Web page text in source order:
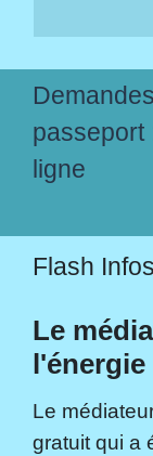
passeport
ligne
Flash Infos
Le
l'énergie
Le
gratuit qui a